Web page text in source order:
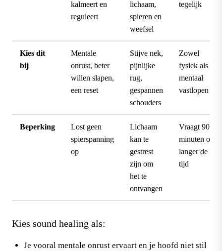
kalmeert en
reguleert
lichaam,
spieren en
weefsel
tegelijk
Kies dit
bij
Mentale
onrust, beter
willen slapen,
een reset
Stijve nek,
pijnlijke
rug,
gespannen
schouders
Zowel
fysiek als
mentaal
vastlopen
Beperking
Lost geen
spierspanning
op
Lichaam
kan te
gestrest
zijn om
het te
ontvangen
Vraagt 90
minuten of
langer de
tijd
Kies sound healing als:
Je vooral mentale onrust ervaart en je hoofd niet stil